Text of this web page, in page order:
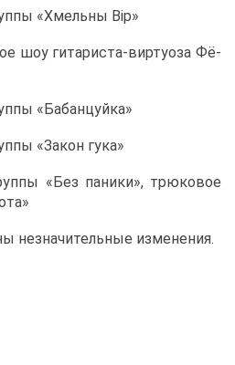
«Хмель­ны Вір»
шоу ги­та­ри­ста-вир­туо­за Фё­
«Ба­бан­цуй­ка»
«За­кон гу­ка»
«Без па­ни­ки», трю­ко­вое
незна­чи­тель­ные из­ме­не­ния.